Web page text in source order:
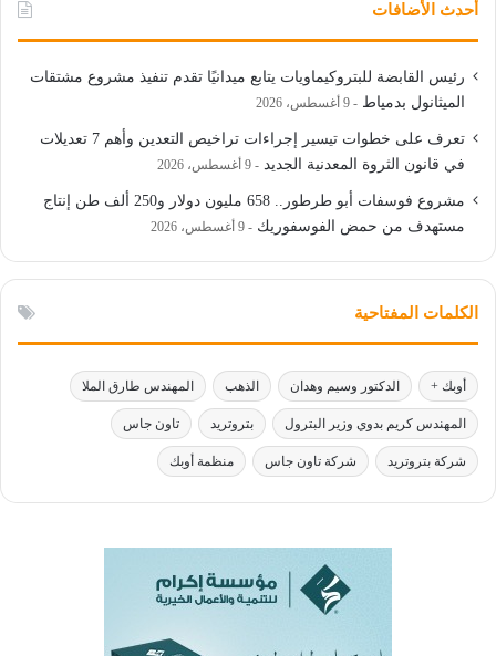
أحدث الأضافات
رئيس القابضة للبتروكيماويات يتابع ميدانيًا تقدم تنفيذ مشروع مشتقات
الميثانول بدمياط
9 أغسطس، 2026
تعرف على خطوات تيسير إجراءات تراخيص التعدين وأهم 7 تعديلات
في قانون الثروة المعدنية الجديد
9 أغسطس، 2026
مشروع فوسفات أبو طرطور.. 658 مليون دولار و250 ألف طن إنتاج
مستهدف من حمض الفوسفوريك
9 أغسطس، 2026
الكلمات المفتاحية
أوبك + الدكتور وسيم وهدان الذهب المهندس طارق الملا
المهندس كريم بدوي وزير البترول بتروتريد تاون جاس
شركة بتروتريد شركة تاون جاس منظمة أوبك